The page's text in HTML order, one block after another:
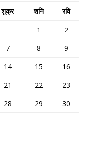
शुक्र शनि रवि
1
2
7 8
9
14 15
16
21 22
23
28 29
30